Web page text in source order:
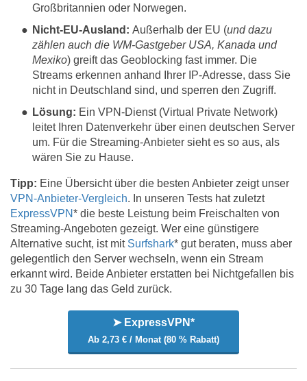
Großbritannien oder Norwegen.
Nicht-EU-Ausland:Außerhalb der EU (und dazu
zählen auch die WM-Gastgeber USA, Kanada und
Mexiko) greift das Geoblocking fast immer. Die
Streams erkennen anhand Ihrer IP-Adresse, dass Sie
nicht in Deutschland sind, und sperren den Zugriff.
Lösung: Ein VPN-Dienst (Virtual Private Network)
leitet Ihren Datenverkehr über einen deutschen Server
um. Für die Streaming-Anbieter sieht es so aus, als
wären Sie zu Hause.
Tipp: Eine Übersicht über die besten Anbieter zeigt unser
VPN-Anbieter-Vergleich. In unseren Tests hat zuletzt
ExpressVPN* die beste Leistung beim Freischalten von
Streaming-Angeboten gezeigt. Wer eine günstigere
Alternative sucht, ist mit Surfshark* gut beraten, muss aber
gelegentlich den Server wechseln, wenn ein Stream
erkannt wird. Beide Anbieter erstatten bei Nichtgefallen bis
zu 30 Tage lang das Geld zurück.
➤ ExpressVPN*
Ab 2,73 € / Monat (80 % Rabatt)